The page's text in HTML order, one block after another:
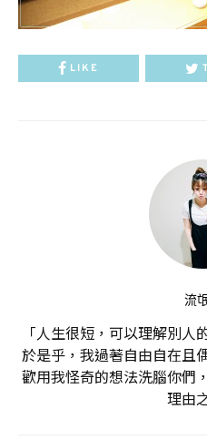
LIKE
流
「人生很短，可以理解別人
於是乎，我過著自由自在且
歡用我怪奇的想法洗腦你們
理由